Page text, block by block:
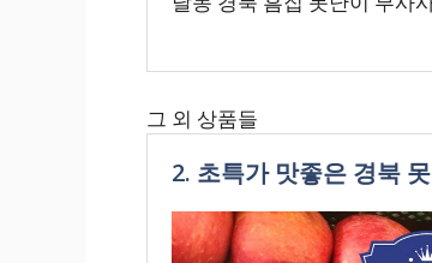
그 외 상품들
2. 초특가 맛좋은 경북